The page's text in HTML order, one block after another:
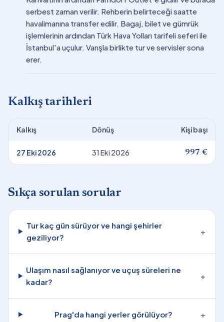
serbest zaman verilir. Rehberin belirteceği saatte
havalimanına transfer edilir. Bagaj, bilet ve gümrük
işlemlerinin ardından Türk Hava Yolları tarifeli seferi ile
İstanbul'a uçulur. Varışla birlikte tur ve servisler sona
erer.
Kalkış tarihleri
Kalkış Dönüş Kişi başı
27 Eki 2026 31 Eki 2026 997 €
Sıkça sorulan sorular
Tur kaç gün sürüyor ve hangi şehirler
geziliyor?
+
Ulaşım nasıl sağlanıyor ve uçuş süreleri ne
kadar?
+
Prag'da hangi yerler görülüyor? +